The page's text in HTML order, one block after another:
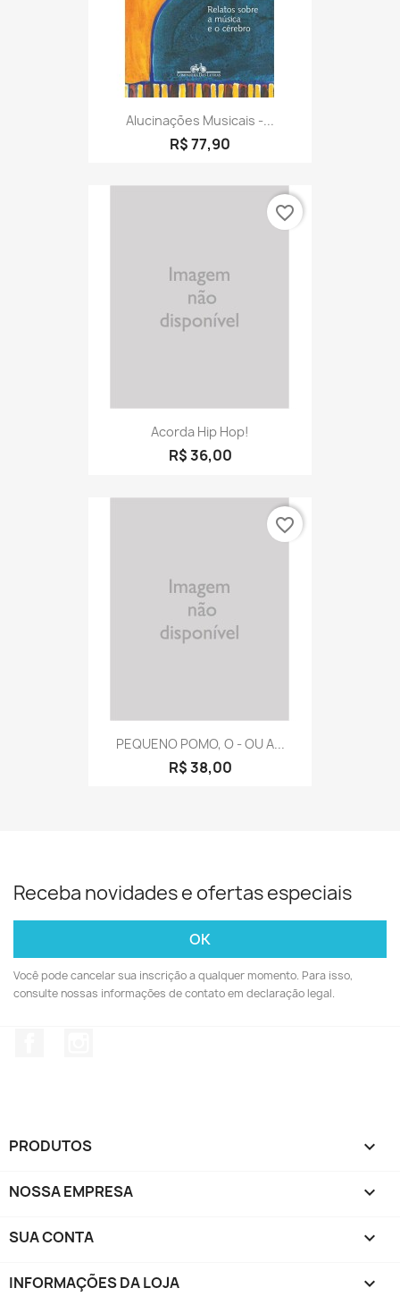
Alucinações Musicais -...
R$ 77,90
Acorda Hip Hop!
R$ 36,00
favorite_border
PEQUENO POMO, O - OU A...
R$ 38,00
favorite_border
Receba novidades e ofertas especiais
Você pode cancelar sua inscrição a qualquer momento. Para isso,
consulte nossas informações de contato em declaração legal.
PRODUTOS 
NOSSA EMPRESA 
SUA CONTA 
INFORMAÇÕES DA LOJA keyboard_arrow_down